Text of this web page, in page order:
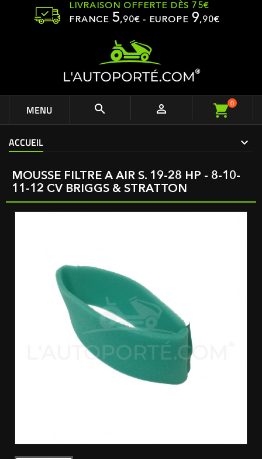
LIVRAISON OFFERTE DÈS 75€
FRANCE 5,90€ - EUROPE 9,90€
MENU   0
ACCUEIL
MOUSSE FILTRE A AIR S. 19-28 HP - 8-10-
11-12 CV BRIGGS & STRATTON